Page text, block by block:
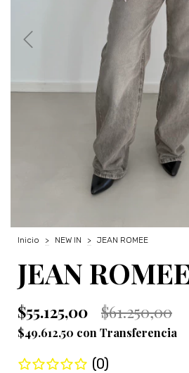
Inicio > NEW IN > JEAN ROMEE
JEAN ROMEE
$55.125,00 $61.250,00
$49.612,50 con Transferencia
(0)